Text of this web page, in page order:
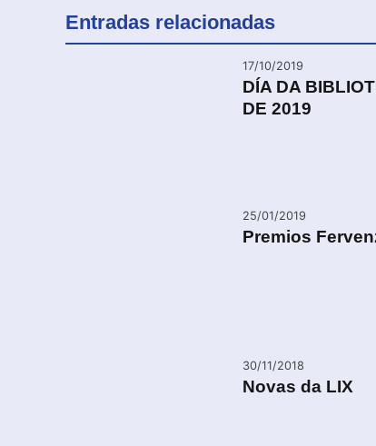
Entradas relacionadas
17/10/2019
DÍA DA
DE 2019
25/01/2019
Premios
30/11/2018
Novas da LIX